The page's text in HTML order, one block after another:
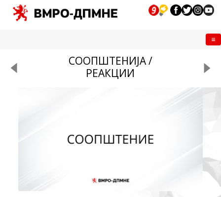
СООПШТЕНИЈА /
РЕАКЦИИ